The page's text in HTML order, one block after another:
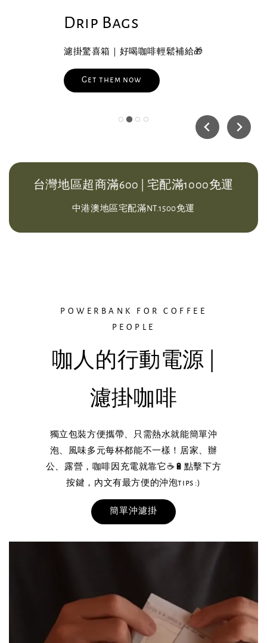
Drip Bags
濾掛驚喜箱｜好喝咖啡輕鬆補給🎁
Get them now
台灣地區超商滿600 | 宅配滿1000免運
中港澳地區宅配滿NT.1500免運
POWERBANK FOR COFFEE
PEOPLE
咖人的行動電源 |
濾掛咖啡
獨立包裝方便攜帶、只需熱水就能簡單沖
泡、風味多元每杯都能不一樣！居家、辦
公、露營，咖啡因充電就靠它☕️🔋點擊下方
按鍵，內文有最方便的沖泡tips :)
簡單沖濾掛